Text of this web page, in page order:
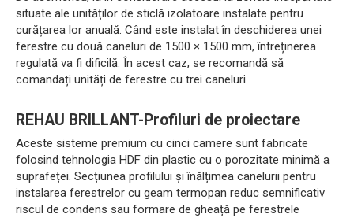
situate ale unităților de sticlă izolatoare instalate pentru
curățarea lor anuală. Când este instalat în deschiderea unei
ferestre cu două caneluri de 1500 × 1500 mm, întreținerea
regulată va fi dificilă. În acest caz, se recomandă să
comandați unități de ferestre cu trei caneluri.
REHAU BRILLANT-Profiluri de proiectare
Aceste sisteme premium cu cinci camere sunt fabricate
folosind tehnologia HDF din plastic cu o porozitate minimă a
suprafeței. Secțiunea profilului și înălțimea canelurii pentru
instalarea ferestrelor cu geam termopan reduc semnificativ
riscul de condens sau formare de gheață pe ferestrele